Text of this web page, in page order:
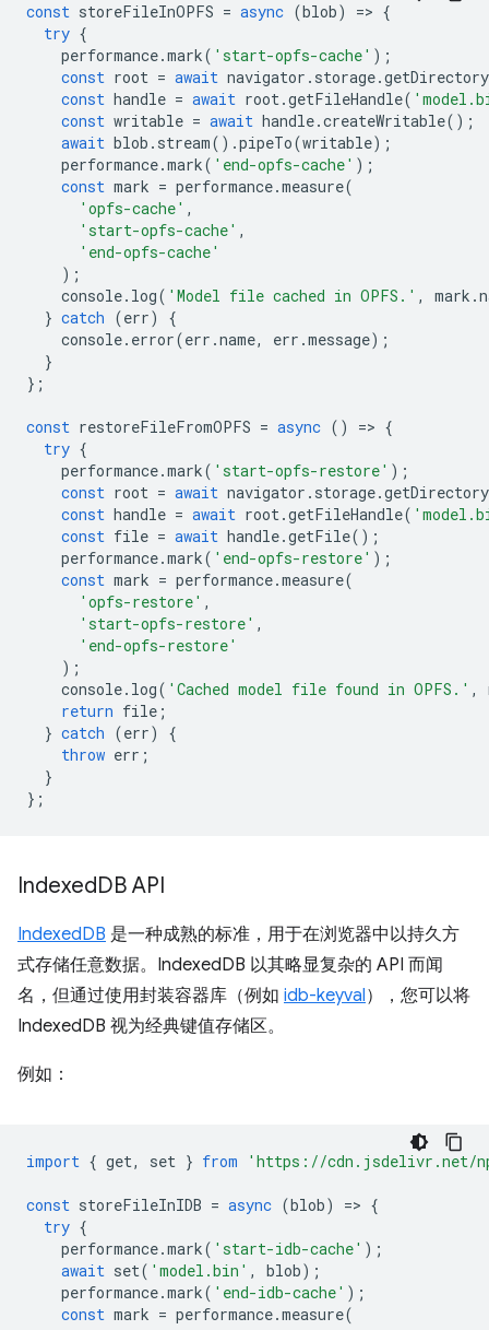
const storeFileInOPFS = async (blob) => {
try {
performance.mark( 'start-opfs-cache' );
const root = await navigator . storage.getDirectory
const handle = await root.getFileHandle(
const writable = await handle.createWritable();
await blob . stream().pipeTo(writable);
performance.mark( 'end-opfs-cache' );
const mark = performance.measure(
'opfs-cache' ,
'start-opfs-cache' ,
'end-opfs-cache'
);
console. log( 'Model file cached in OPFS.' , mark .
} catch (err)
{
console. error(err .name, err .message);
}
};
const restoreFileFromOPFS = async () => {
try {
performance.mark( 'start-opfs-restore' );
const root = await navigator . storage.getDirectory
const handle = await root.getFileHandle(
const file = await handle.getFile();
performance.mark( 'end-opfs-restore' );
const mark = performance.measure(
'opfs-restore' ,
'start-opfs-restore' ,
'end-opfs-restore'
);
console. log( 'Cached model file found in OPFS.' ,
return file ;
} catch (err)
{
throw err ;
}
};
IndexedDB API
IndexedDB 是一种成熟的标准，用于在浏览器中以持久方
式存储任意数据。IndexedDB 以其略显复杂的 API 而闻
名，但通过使用封装容器库（例如 idb-keyval），您可以将
IndexedDB 视为经典键值存储区。
例如：
import { get, set } from 'https://cdn.jsdelivr.net/
const storeFileInIDB = async (blob) => {
try {
performance.mark( 'start-idb-cache' );
await set( 'model.bin' , blob);
performance.mark( 'end-idb-cache' );
const mark = performance.measure(